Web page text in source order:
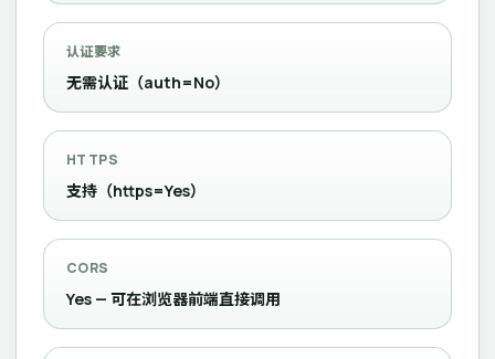
认证要求
无需认证（auth=No）
HTTPS
支持（https=Yes）
CORS
Yes — 可在浏览器前端直接调用